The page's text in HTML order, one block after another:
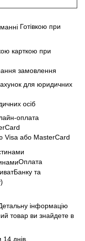
Готівкою при
замовлення
осіб
Visa або MasterCard
Оплата
та
інформацію
товар ви знайдете в
днів.